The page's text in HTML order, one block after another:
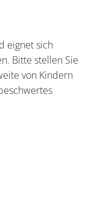
eignet sich
Bitte stellen Sie
von Kindern